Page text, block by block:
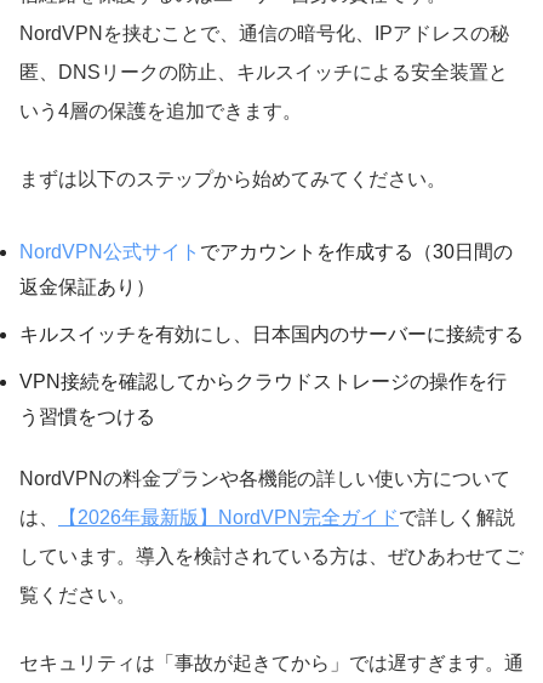
NordVPNを挟むことで、通信の暗号化、IPアドレスの秘
匿、DNSリークの防止、キルスイッチによる安全装置と
いう4層の保護を追加できます。
まずは以下のステップから始めてみてください。
NordVPN公式サイト でアカウントを作成する（30日間の
返金保証あり）
キルスイッチを有効にし、日本国内のサーバーに接続する
VPN接続を確認してからクラウドストレージの操作を行
う習慣をつける
NordVPNの料金プランや各機能の詳しい使い方について
は、
【2026年最新版】NordVPN完全ガイドで詳しく解説
しています。導入を検討されている方は、ぜひあわせてご
覧ください。
セキュリティは「事故が起きてから」では遅すぎます。通